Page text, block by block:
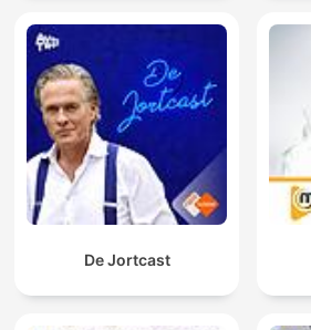
De Jortcast